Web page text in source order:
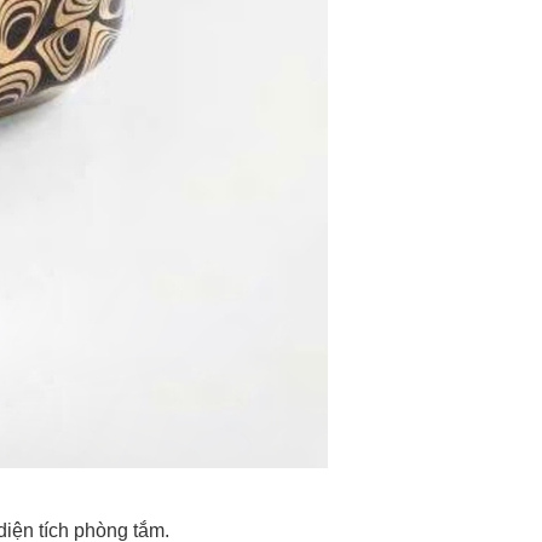
tích phòng tắm.